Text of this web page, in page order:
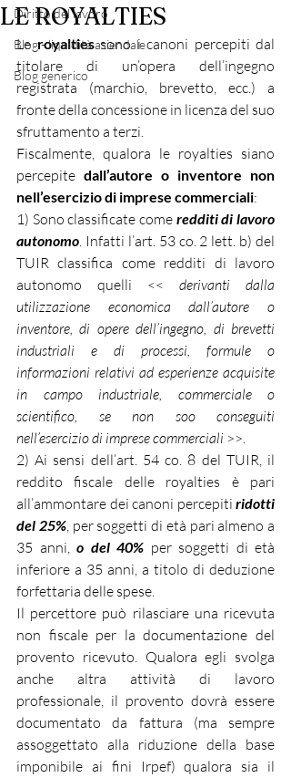
Diritto del lavoro
Blog - liquidità aziendale
Blog generico
LE ROYALTIES
Le royalties sono i canoni percepiti dal
titolare di un’opera dell’ingegno
registrata (marchio, brevetto, ecc.) a
fronte della concessione in licenza del suo
sfruttamento a terzi.
Fiscalmente, qualora le royalties siano
percepite dall’autore o inventore non
nell’esercizio di imprese commerciali:
1) Sono classificate come redditi di lavoro
autonomo. Infatti l’art. 53 co. 2 lett. b) del
TUIR classifica come redditi di lavoro
autonomo quelli << derivanti dalla
utilizzazione economica dall’autore o
inventore, di opere dell’ingegno, di brevetti
industriali e di processi, formule o
informazioni relativi ad esperienze acquisite
in campo industriale, commerciale o
scientifico, se non soo conseguiti
nell’esercizio di imprese commerciali >>.
2) Ai sensi dell’art. 54 co. 8 del TUIR, il
reddito fiscale delle royalties è pari
all’ammontare dei canoni percepiti ridotti
del 25%, per soggetti di età pari almeno a
35 anni, o del 40% per soggetti di età
inferiore a 35 anni, a titolo di deduzione
forfettaria delle spese.
Il percettore può rilasciare una ricevuta
non fiscale per la documentazione del
provento ricevuto. Qualora egli svolga
anche altra attività di lavoro
professionale, il provento dovrà essere
documentato da fattura (ma sempre
assoggettato alla riduzione della base
imponibile ai fini Irpef) qualora sia il